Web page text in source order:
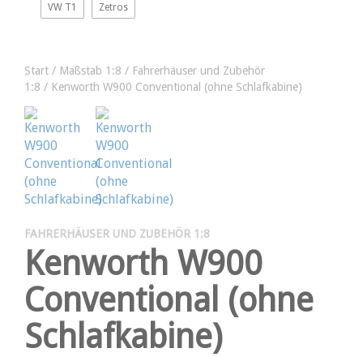
VW T1 Zetros
Start / Maßstab 1:8 / Fahrerhäuser und Zubehör
1:8 / Kenworth W900 Conventional (ohne Schlafkabine)
FAHRERHÄUSER UND ZUBEHÖR 1:8
Kenworth W900
Conventional (ohne
Schlafkabine)